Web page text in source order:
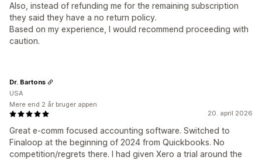
Also, instead of refunding me for the remaining subscription
they said they have a no return policy.
Based on my experience, I would recommend proceeding with
caution.
20. april 2026
Great e-comm focused accounting software. Switched to
Finaloop at the beginning of 2024 from Quickbooks. No
competition/regrets there. I had given Xero a trial around the
Dr. Bartons
USA
Mere end 2 år bruger appen